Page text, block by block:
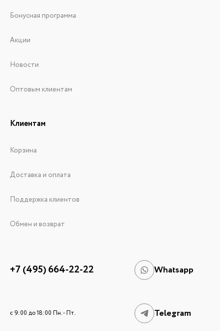
Бонусная программа
Акции
Новости
Оптовым клиентам
Клиентам
Корзина
Доставка и оплата
Поддержка клиентов
Обмен и возврат
+7 (495) 664-22-22 Whatsapp
c 9:00 до 18:00 Пн. - Пт. Telegram